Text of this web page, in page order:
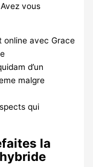
vous
online avec Grace
d’un
malgre
qui
la